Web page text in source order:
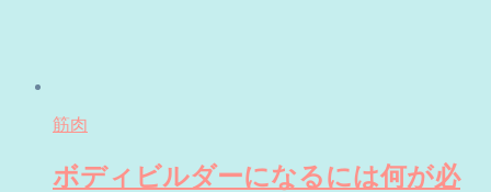
筋肉
ボディビルダーになるには何が必